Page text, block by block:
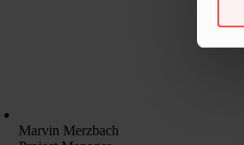
Marvin Merzbach